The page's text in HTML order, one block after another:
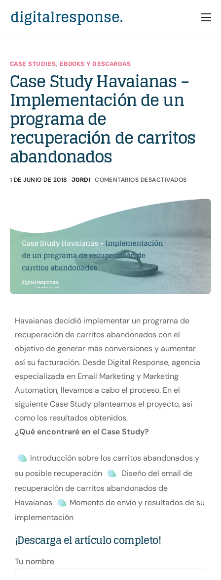
Partners
Casos
Recursos
Quiénes somos
CASE STUDIES, EBOOKS Y DESCARGAS
Case Study Havaianas –
Implementación de un
programa de
recuperación de carritos
abandonados
1 DE JUNIO DE 2018 JORDI COMENTARIOS DESACTIVADOS
Havaianas decidió implementar un programa de
recuperación de carritos abandonados con el
objetivo de generar más conversiones y aumentar
así su facturación. Desde Digital Response, agencia
especializada en Email Marketing y Marketing
Automation, llevamos a cabo el proceso. En el
siguiente Case Study planteamos el proyecto, así
como los resultados obtenidos.
¿Qué encontraré en el Case Study?
Introducción sobre los carritos abandonados y
su posible recuperación
Diseño del email de
recuperación de carritos abandonados de
Havaianas
Momento de envío y resultados de su
implementación
¡Descarga el artículo completo!
Tu nombre